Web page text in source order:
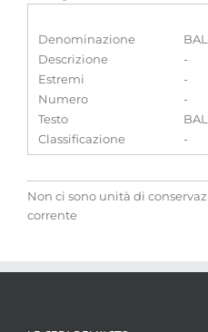
Denominazione
Descrizione
-
Estremi
-
Numero
-
Testo
Classificazione
-
Non ci sono unità di
corrente